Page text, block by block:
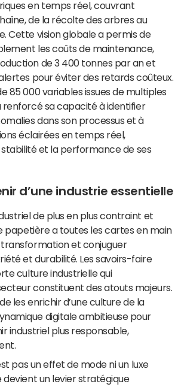
en temps réel, couvrant
de la récolte des arbres au
Cette vision globale a permis de
les coûts de maintenance,
de 3 400 tonnes par an et
pour éviter des retards coûteux.
85 000 variables issues de multiples
renforcé sa capacité à identifier
dans son processus et à
éclairées en temps réel,
et la performance de ses
d’une industrie essentielle
de plus en plus contraint et
papetière a toutes les cartes en main
et conjuguer
et durabilité. Les savoirs-faire
culture industrielle qui
constituent des atouts majeurs.
les enrichir d’une culture de la
digitale ambitieuse pour
industriel plus responsable,
pas un effet de mode ni un luxe
devient un levier stratégique